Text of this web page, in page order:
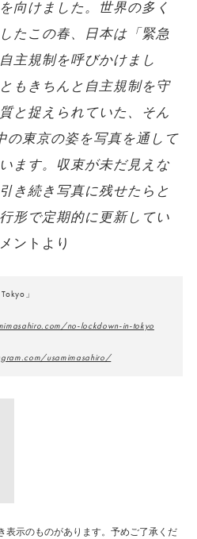
向けました。世界の多く
たこの春、日本は「緊急
主規制を呼びかけまし
もきちんと自主規制を守
と捉えられていた、そん
の東京の姿を写真を通して
ます。収束が未だ見えな
き続き写真に残せたらと
形で定期的に更新してい
ントより
」
no-lockdown-in-tokyo
usamimasahiro/
表示のものがあります。予めご了承くだ